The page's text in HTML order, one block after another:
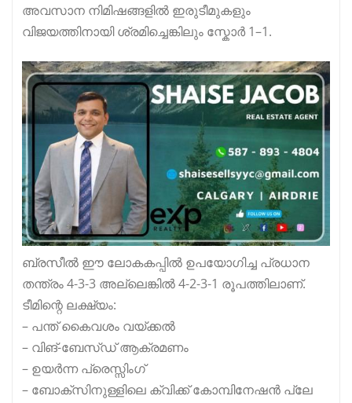
അവസാന നിമിഷങ്ങളിൽ ഇരുടീമുകളും
വിജയത്തിനായി ശ്രമിച്ചെങ്കിലും സ്കോർ 1–1.
ബ്രസീൽ ഈ ലോകകപ്പിൽ ഉപയോഗിച്ച പ്രധാന
തന്ത്രം 4-3-3 അല്ലെങ്കിൽ 4-2-3-1 രൂപത്തിലാണ്.
ടീമിന്റെ ലക്ഷ്യം:
– പന്ത് കൈവശം വയ്ക്കൽ
– വിങ്-ബേസ്ഡ് ആക്രമണം
– ഉയർന്ന പ്രെസ്സിംഗ്
– ബോക്സിനുള്ളിലെ ക്വിക്ക് കോമ്പിനേഷൻ പ്ലേ